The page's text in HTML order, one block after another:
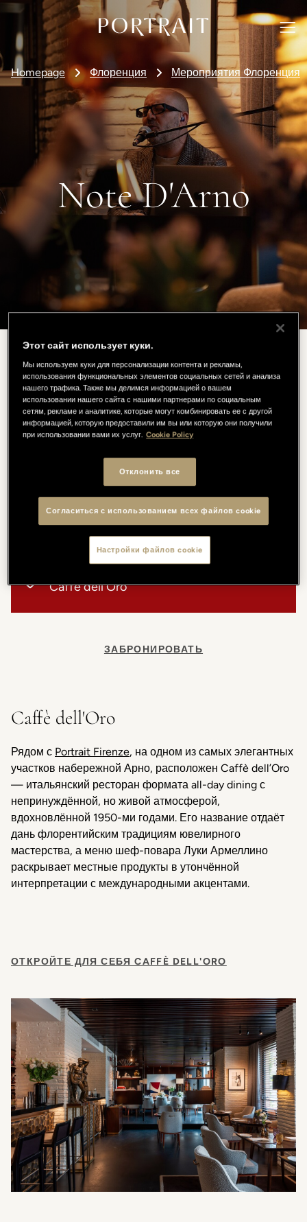
Homepage Флоренция Мероприятия Флоренция
Note D'Arno
Note D'Arno
Каждый вторник и пятницу с 19:00 до 23:00 оживает Note
d’Arno: живая фортепианная музыка сопровождает вечер
итальянских вкусов, сезонных блюд и фирменных коктейлей.
Каждый вторник и пятницу вечером
С 19:00 до 23:00
Caffè dell'Oro
ЗАБРОНИРОВАТЬ
Caffè dell'Oro
Рядом с Portrait Firenze, на одном из самых элегантных
участков набережной Арно, расположен Caffè dell’Oro
— итальянский ресторан формата all-day dining с
непринуждённой, но живой атмосферой,
вдохновлённой 1950-ми годами. Его название отдаёт
дань флорентийским традициям ювелирного
мастерства, а меню шеф-повара Луки Армеллино
раскрывает местные продукты в утончённой
интерпретации с международными акцентами.
ОТКРОЙТЕ ДЛЯ СЕБЯ CAFFÈ DELL'ORO
Этот сайт использует куки.
Мы используем куки для персонализации контента и рекламы,
использования функциональных элементов социальных сетей и анализа
нашего трафика. Также мы делимся информацией о вашем
использовании нашего сайта с нашими партнерами по социальным
сетям, рекламе и аналитике, которые могут комбинировать ее с другой
информацией, которую предоставили им вы или которую они получили
при использовании вами их услуг. Cookie Policy
Отклонить все
Согласиться с использованием всех файлов cookie
Настройки файлов cookie